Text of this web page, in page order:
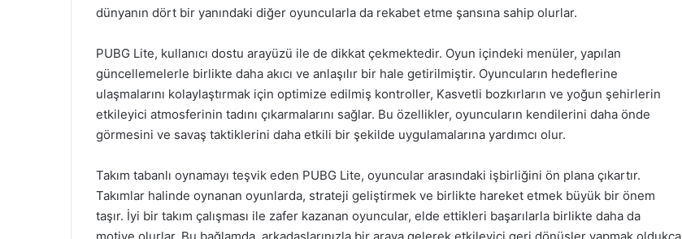
dünyanın dört bir yanındaki diğer oyuncularla da rekabet etme şansına sahip olurlar.
PUBG Lite, kullanıcı dostu arayüzü ile de dikkat çekmektedir. Oyun içindeki menüler, yapılan
güncellemelerle birlikte daha akıcı ve anlaşılır bir hale getirilmiştir. Oyuncuların hedeflerine
ulaşmalarını kolaylaştırmak için optimize edilmiş kontroller, Kasvetli bozkırların ve yoğun şehirlerin
etkileyici atmosferinin tadını çıkarmalarını sağlar. Bu özellikler, oyuncuların kendilerini daha önde
görmesini ve savaş taktiklerini daha etkili bir şekilde uygulamalarına yardımcı olur.
Takım tabanlı oynamayı teşvik eden PUBG Lite, oyuncular arasındaki işbirliğini ön plana çıkartır.
Takımlar halinde oynanan oyunlarda, strateji geliştirmek ve birlikte hareket etmek büyük bir önem
taşır. İyi bir takım çalışması ile zafer kazanan oyuncular, elde ettikleri başarılarla birlikte daha da